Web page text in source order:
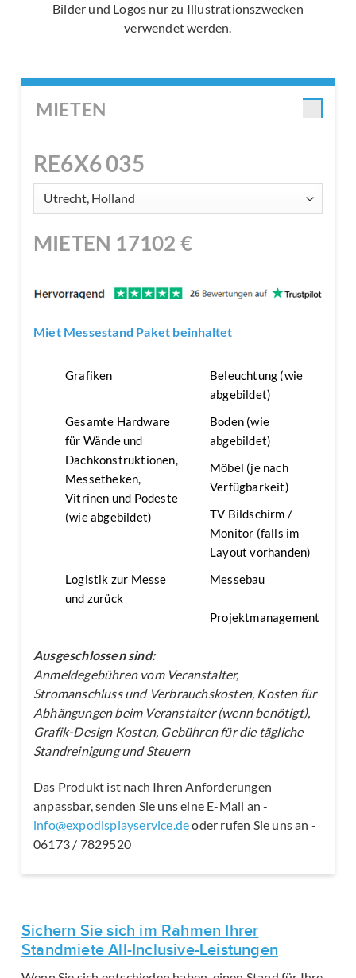
Bilder und Logos nur zu Illustrationszwecken
verwendet werden.
MIETEN
RE6X6 035
MIETEN 17102 €
Miet Messestand Paket beinhaltet
Grafiken
Beleuchtung (wie
abgebildet)
Gesamte Hardware
für Wände und
Dachkonstruktionen,
Messetheken,
Vitrinen und Podeste
(wie abgebildet)
Boden (wie
abgebildet)
Möbel (je nach
Verfügbarkeit)
TV Bildschirm /
Monitor (falls im
Layout vorhanden)
Logistik zur Messe
und zurück
Messebau
Projektmanagement
Ausgeschlossen sind:
Anmeldegebühren vom Veranstalter,
Stromanschluss und Verbrauchskosten, Kosten für
Abhängungen beim Veranstalter (wenn benötigt),
Grafik-Design Kosten, Gebühren für die tägliche
Standreinigung und Steuern
Das Produkt ist nach Ihren Anforderungen
anpassbar, senden Sie uns eine E-Mail an -
info@expodisplayservice.deoder rufen Sie uns an -
06173 / 7829520
Sichern Sie sich im Rahmen Ihrer
Standmiete All-Inclusive-Leistungen